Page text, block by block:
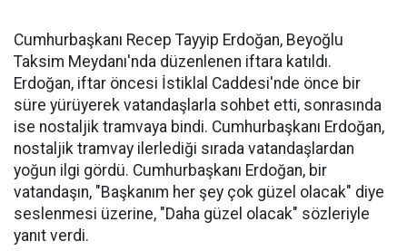
Cumhurbaşkanı Recep Tayyip Erdoğan, Beyoğlu
Taksim Meydanı'nda düzenlenen iftara katıldı.
Erdoğan, iftar öncesi İstiklal Caddesi'nde önce bir
süre yürüyerek vatandaşlarla sohbet etti, sonrasında
ise nostaljik tramvaya bindi. Cumhurbaşkanı Erdoğan,
nostaljik tramvay ilerlediği sırada vatandaşlardan
yoğun ilgi gördü. Cumhurbaşkanı Erdoğan, bir
vatandaşın, "Başkanım her şey çok güzel olacak" diye
seslenmesi üzerine, "Daha güzel olacak" sözleriyle
yanıt verdi.